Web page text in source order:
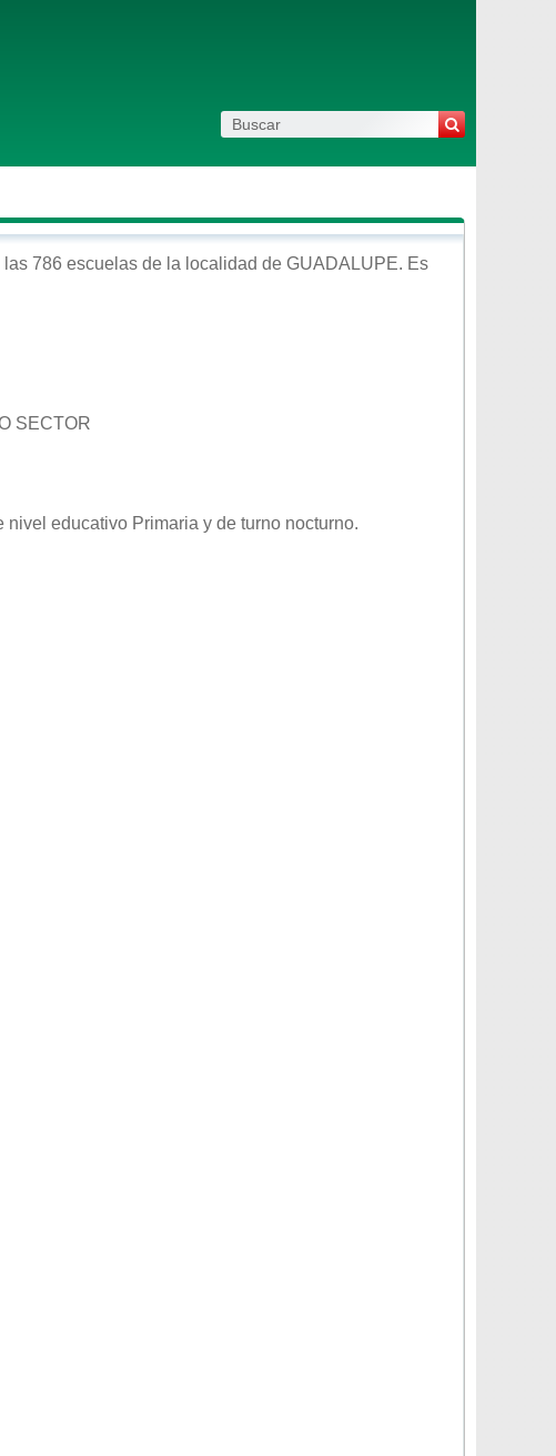
las 786 escuelas de la localidad de GUADALUPE. Es
SECTOR
nivel educativo Primaria y de turno nocturno.